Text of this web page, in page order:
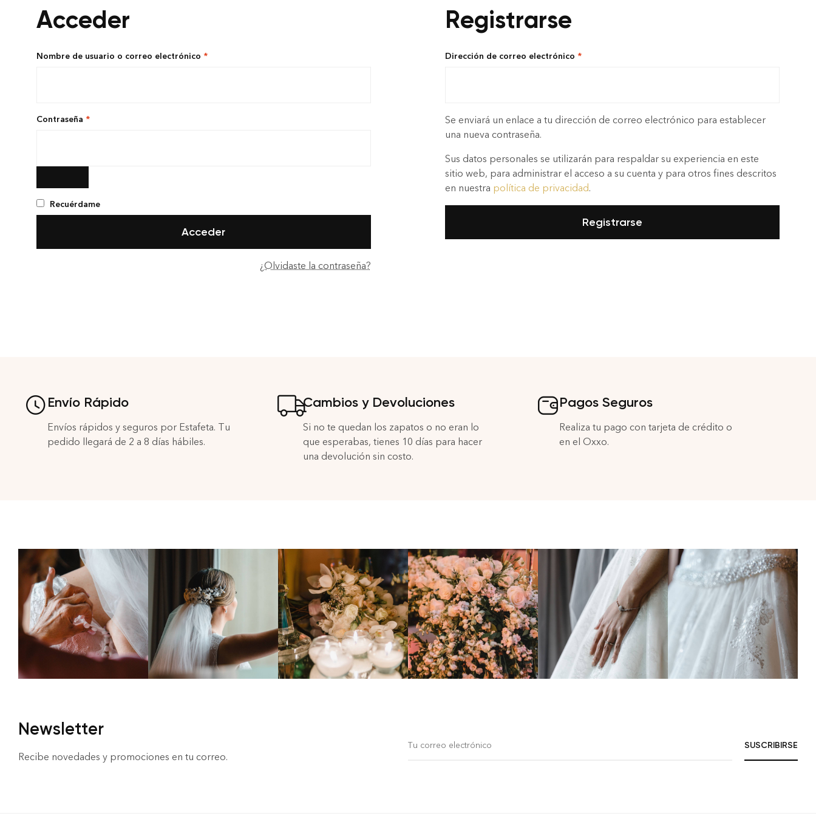
Acceder
Nombre de usuario o correo electrónico *
Contraseña *
Recuérdame
Acceder
¿Olvidaste la contraseña?
Registrarse
Dirección de correo electrónico*
Se enviará un enlace a tu dirección de correo electrónico para establecer
una nueva contraseña.
Sus datos personales se utilizarán para respaldar su experiencia en este
sitio web, para administrar el acceso a su cuenta y para otros fines descritos
en nuestra política de privacidad.
Registrarse
Envío Rápido
Envíos rápidos y seguros por Estafeta. Tu
pedido llegará de 2 a 8 días hábiles.
Cambios y Devoluciones
Si no te quedan los zapatos o no eran lo
que esperabas, tienes 10 días para hacer
una devolución sin costo.
Pagos Seguros
Realiza tu pago con tarjeta de crédito o
en el Oxxo.
Newsletter
Recibe novedades y promociones en tu correo.